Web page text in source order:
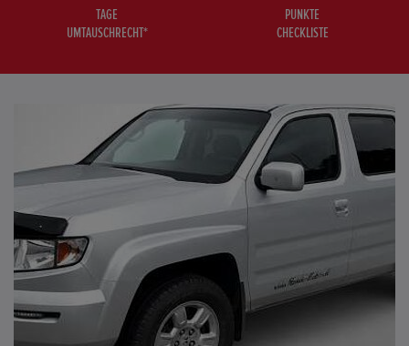
TAGE
UMTAUSCHRECHT*
PUNKTE
CHECKLISTE